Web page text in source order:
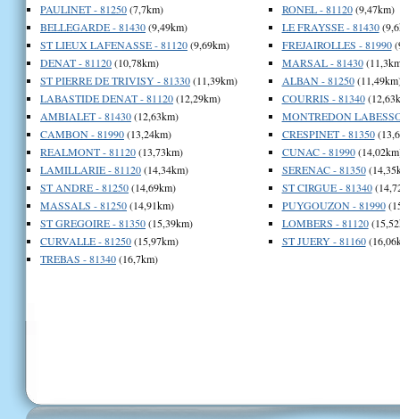
PAULINET - 81250(7,7km)
BELLEGARDE - 81430(9,49km)
ST LIEUX LAFENASSE - 81120(9,69km)
DENAT - 81120(10,78km)
ST PIERRE DE TRIVISY - 81330(11,39km)
LABASTIDE DENAT - 81120(12,29km)
AMBIALET - 81430(12,63km)
CAMBON - 81990(13,24km)
REALMONT - 81120(13,73km)
LAMILLARIE - 81120(14,34km)
ST ANDRE - 81250(14,69km)
MASSALS - 81250(14,91km)
ST GREGOIRE - 81350(15,39km)
CURVALLE - 81250(15,97km)
TREBAS - 81340(16,7km)
RONEL - 81120(9,47km)
LE FRAYSSE - 81430
FREJAIROLLES - 81990
MARSAL - 81430
ALBAN - 81250
COURRIS - 81340
MONTREDON
CRESPINET - 81350
CUNAC - 81990
SERENAC - 81350
ST CIRGUE - 81340
PUYGOUZON - 81990
LOMBERS - 81120
ST JUERY - 81160